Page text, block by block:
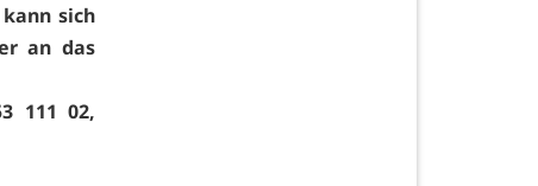
sich
an das
111 02,